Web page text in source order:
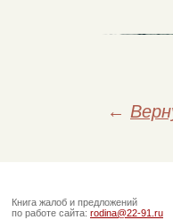
←
Книга жалоб и предложений
по работе сайта: rodina@22-91.ru